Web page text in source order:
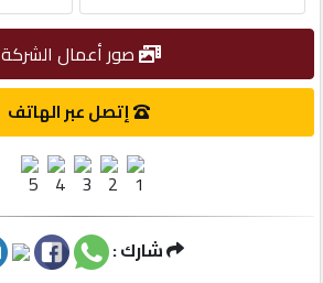
الاحصائيات
صور أعمال الشركة
إتصل عبر الهاتف
شارك :